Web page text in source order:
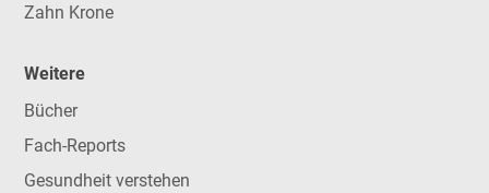
Zahn Krone
Weitere
Bücher
Fach-Reports
Gesundheit verstehen